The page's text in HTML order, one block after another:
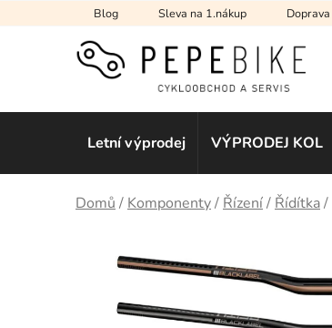
na
Blog Sleva na 1.nákup Doprava
Letní výprodej VÝPRODEJ KOL
Domů / Komponenty/ Řízení/ Řídítka/